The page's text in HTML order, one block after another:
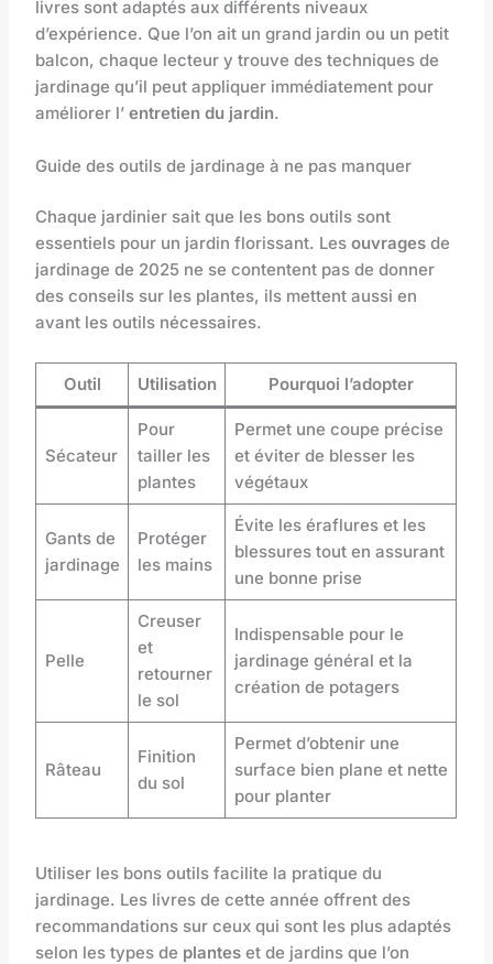
livres sont adaptés aux différents niveaux
d’expérience. Que l’on ait un grand jardin ou un petit
balcon, chaque lecteur y trouve des techniques de
jardinage qu’il peut appliquer immédiatement pour
améliorer l’entretien du jardin.
Guide des outils de jardinage à ne pas manquer
Chaque jardinier sait que les bons outils sont
essentiels pour un jardin florissant. Lesouvrages de
jardinage de 2025 ne se contentent pas de donner
des conseils sur les plantes, ils mettent aussi en
avant les outils nécessaires.
Outil Utilisation Pourquoi l’adopter
Sécateur
Pour
tailler les
plantes
Permet une coupe précise
et éviter de blesser les
végétaux
Gants de
jardinage
Protéger
les mains
Évite les éraflures et les
blessures tout en assurant
une bonne prise
Pelle
Creuser
et
retourner
le sol
Indispensable pour le
jardinage général et la
création de potagers
Râteau
Finition
du sol
Permet d’obtenir une
surface bien plane et nette
pour planter
Utiliser les bons outils facilite la pratique du
jardinage. Les livres de cette année offrent des
recommandations sur ceux qui sont les plus adaptés
selon les types de plantes et de jardins que l’on